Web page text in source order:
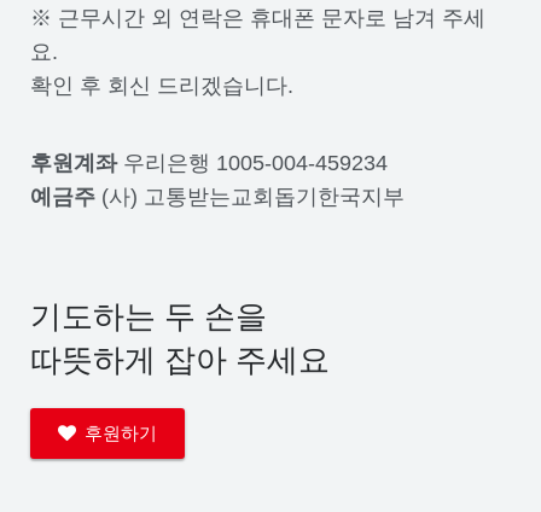
※ 근무시간 외 연락은 휴대폰 문자로 남겨 주세
요.
확인 후 회신 드리겠습니다.
후원계좌우리은행 1005-004-459234
예금주 (사) 고통받는교회돕기한국지부
기도하는 두 손을
따뜻하게 잡아 주세요
후원하기